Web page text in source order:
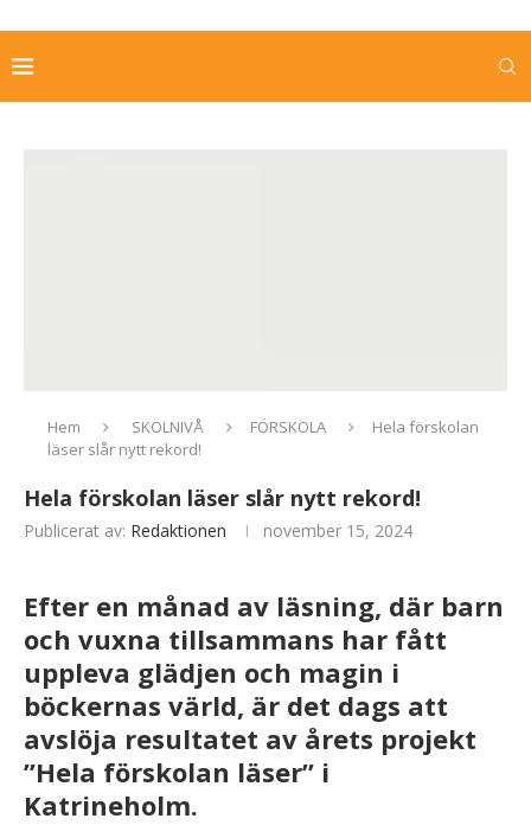
Hem SKOLNIVÅ FÖRSKOLA
Hela förskolan
läser slår nytt rekord!
Hela förskolan läser slår nytt rekord!
Publicerat av: Redaktionen november 15, 2024
Efter en månad av läsning, där barn
och vuxna tillsammans har fått
uppleva glädjen och magin i
böckernas värld, är det dags att
avslöja resultatet av årets projekt
”Hela förskolan läser” i
Katrineholm.